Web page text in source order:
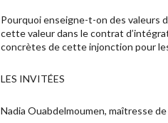
Pourquoi enseigne-t-on des valeurs
cette valeur dans le contrat
concrètes de cette injonction pour
LES INVITÉES
Nadia Ouabdelmoumen, maîtresse